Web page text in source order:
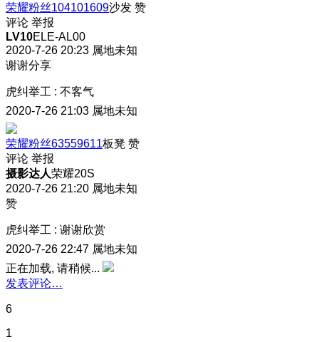
荣耀粉丝104101609沙发 赞
评论 举报
LV10ELE-AL00
2020-7-26 20:23 属地未知
谢谢分享
虎纠举工 : 不客气
2020-7-26 21:03 属地未知
荣耀粉丝63559611板凳 赞
评论 举报
摄影达人荣耀20S
2020-7-26 21:20 属地未知
赞
虎纠举工 : 谢谢欣赏
2020-7-26 22:47 属地未知
正在加载, 请稍候...
发表评论…
6
1